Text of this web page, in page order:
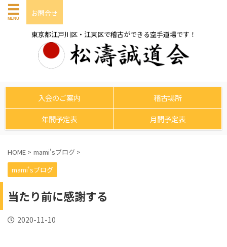
お問合せ
東京都江戸川区・江東区で稽古ができる空手道場です！
入会のご案内
稽古場所
年間予定表
月間予定表
HOME > mami'sブログ >
mami'sブログ
当たり前に感謝する
2020-11-10